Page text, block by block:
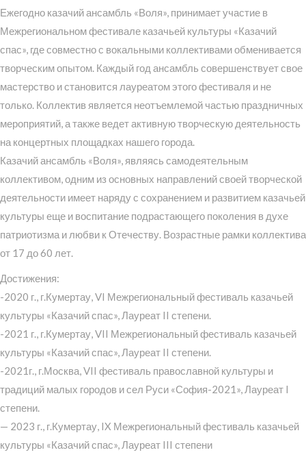
Ежегодно казачий ансамбль «Воля», принимает участие в
Межрегиональном фестивале казачьей культуры «Казачий
спас», где совместно с вокальными коллективами обменивается
творческим опытом. Каждый год ансамбль совершенствует свое
мастерство и становится лауреатом этого фестиваля и не
только. Коллектив является неотъемлемой частью праздничных
мероприятий, а также ведет активную творческую деятельность
на концертных площадках нашего города.
Казачий ансамбль «Воля», являясь самодеятельным
коллективом, одним из основных направлений своей творческой
деятельности имеет наряду с сохранением и развитием казачьей
культуры еще и воспитание подрастающего поколения в духе
патриотизма и любви к Отечеству. Возрастные рамки коллектива
от 17 до 60 лет.
Достижения:
-2020 г., г.Кумертау, VI Межрегиональный фестиваль казачьей
культуры «Казачий спас», Лауреат II степени.
-2021 г., г.Кумертау, VII Межрегиональный фестиваль казачьей
культуры «Казачий спас», Лауреат II степени.
-2021г., г.Москва, VII фестиваль православной культуры и
традиций малых городов и сел Руси «София-2021», Лауреат I
степени.
— 2023 г., г.Кумертау, IX Межрегиональный фестиваль казачьей
культуры «Казачий спас», Лауреат III степени